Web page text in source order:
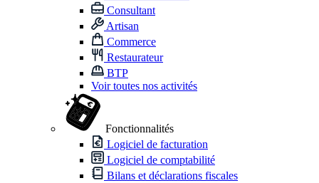
Consultant
Artisan
Commerce
Restaurateur
BTP
Voir toutes nos activités
Fonctionnalités
Logiciel de facturation
Logiciel de comptabilité
Bilans et déclarations fiscales